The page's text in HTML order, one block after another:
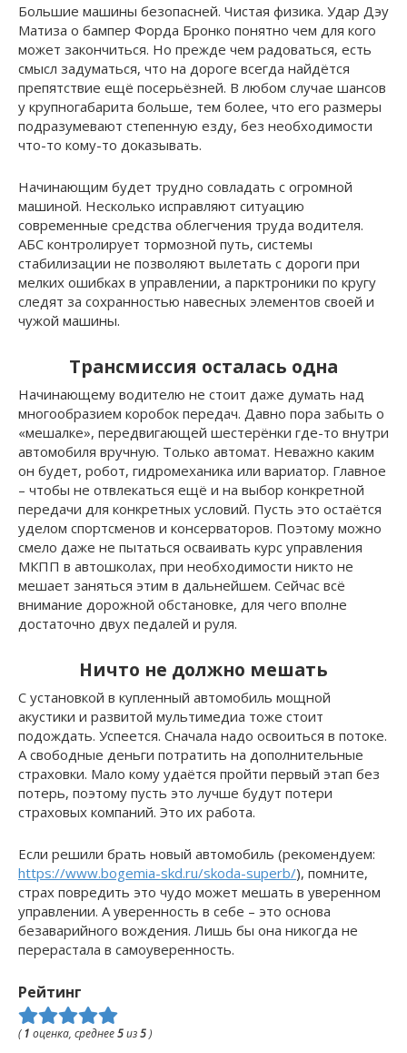
Большие машины безопасней. Чистая физика. Удар Дэу
Матиза о бампер Форда Бронко понятно чем для кого
может закончиться. Но прежде чем радоваться, есть
смысл задуматься, что на дороге всегда найдётся
препятствие ещё посерьёзней. В любом случае шансов
у крупногабарита больше, тем более, что его размеры
подразумевают степенную езду, без необходимости
что-то кому-то доказывать.
Начинающим будет трудно совладать с огромной
машиной. Несколько исправляют ситуацию
современные средства облегчения труда водителя.
АБС контролирует тормозной путь, системы
стабилизации не позволяют вылетать с дороги при
мелких ошибках в управлении, а парктроники по кругу
следят за сохранностью навесных элементов своей и
чужой машины.
Трансмиссия осталась одна
Начинающему водителю не стоит даже думать над
многообразием коробок передач. Давно пора забыть о
«мешалке», передвигающей шестерёнки где-то внутри
автомобиля вручную. Только автомат. Неважно каким
он будет, робот, гидромеханика или вариатор. Главное
– чтобы не отвлекаться ещё и на выбор конкретной
передачи для конкретных условий. Пусть это остаётся
уделом спортсменов и консерваторов. Поэтому можно
смело даже не пытаться осваивать курс управления
МКПП в автошколах, при необходимости никто не
мешает заняться этим в дальнейшем. Сейчас всё
внимание дорожной обстановке, для чего вполне
достаточно двух педалей и руля.
Ничто не должно мешать
С установкой в купленный автомобиль мощной
акустики и развитой мультимедиа тоже стоит
подождать. Успеется. Сначала надо освоиться в потоке.
А свободные деньги потратить на дополнительные
страховки. Мало кому удаётся пройти первый этап без
потерь, поэтому пусть это лучше будут потери
страховых компаний. Это их работа.
Если решили брать новый автомобиль (рекомендуем:
https://www.bogemia-skd.ru/skoda-superb/), помните,
страх повредить это чудо может мешать в уверенном
управлении. А уверенность в себе – это основа
безаварийного вождения. Лишь бы она никогда не
перерастала в самоуверенность.
Рейтинг
(1 оценка, среднее5из5)